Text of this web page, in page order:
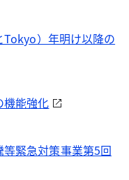
Tokyo）年明け以降の
機能強化
緊急対策事業第5回